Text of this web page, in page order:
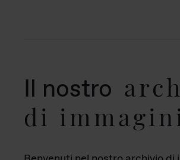
Il nostro
di